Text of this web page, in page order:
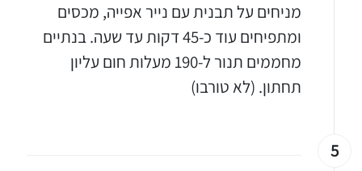
אותי באינסטגרם
הכנתם מתכון שלי? חפשו "Shahar_Hen_Hayokra" באינסטגרם עקבו אחריי עוד היום ותעלו את המתכון שהכנתם לסטורי ואני
מניחים על תבנית עם נייר אפייה, מכסים
ומתפיחים עוד כ-45 דקות עד שעה. בנתיים
מחממים תנור ל-190 מעלות חום עליון
תחתון. (לא טורבו)
5